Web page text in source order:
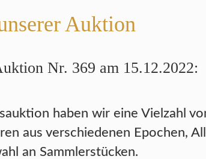
Auktion
Nr. 369 am 15.12.2022:
haben wir eine Vielzahl
aus verschiedenen Epochen,
an Sammlerstücken.